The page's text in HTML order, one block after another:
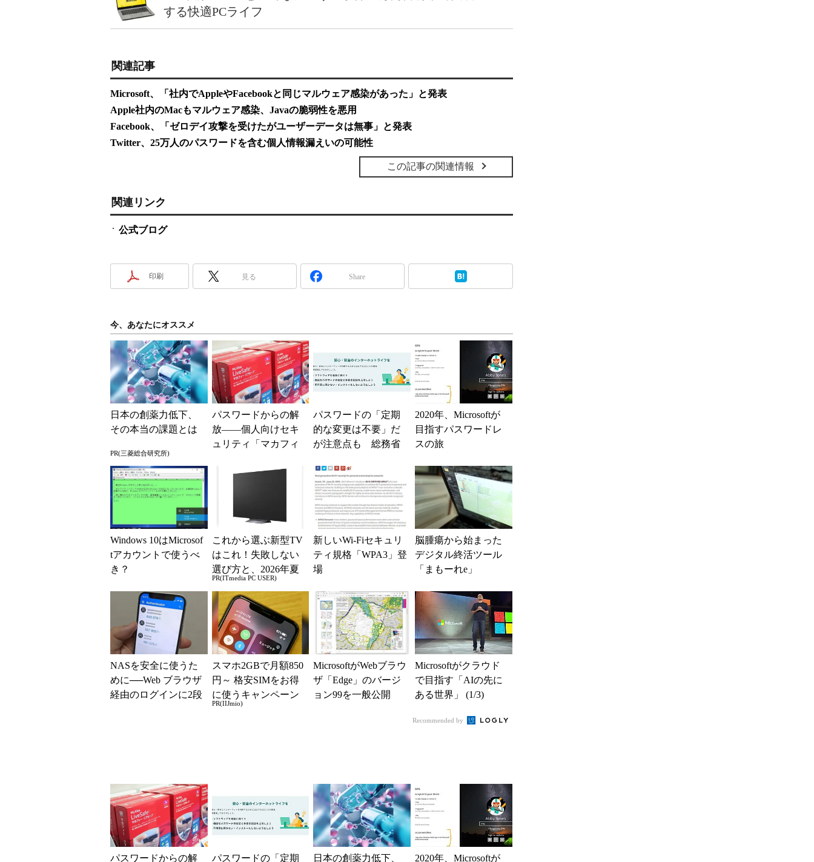
する快適PCライフ
関連記事
Microsoft、「社内でAppleやFacebookと同じマルウェア感染があった」と発表
Apple社内のMacもマルウェア感染、Javaの脆弱性を悪用
Facebook、「ゼロデイ攻撃を受けたがユーザーデータは無事」と発表
Twitter、25万人のパスワードを含む個人情報漏えいの可能性
この記事の関連情報
関連リンク
公式ブログ
印刷 見る Share
今、あなたにオススメ
日本の創薬力低下、
その本当の課題とは
PR(三菱総合研究所)
パスワードからの解
放――個人向けセキ
ュリティ「マカフィ
パスワードの「定期
的な変更は不要」だ
が注意点も 総務省
ティサイトで呼びか
け
2020年、Microsoftが
目指すパスワードレ
スの旅
Windows 10はMicrosof
tアカウントで使うべ
き？
これから選ぶ新型TV
はこれ！失敗しない
選び方と、2026年夏
の一押しモデル
PR(ITmedia PC USER)
新しいWi-Fiセキュリ
ティ規格「WPA3」登
場
脳腫瘍から始まった
デジタル終活ツール
「まもーれe」
NASを安全に使うた
めに──Web ブラウザ
経由のログインに2段
スマホ2GBで月額850
円～ 格安SIMをお得
に使うキャンペーン
実施中！
PR(IIJmio)
MicrosoftがWebブラウ
ザ「Edge」のバージ
ョン99を一般公開
Microsoftがクラウド
で目指す「AIの先に
ある世界」 (1/3)
Recommended by
パスワードからの解 パスワードの「定期 日本の創薬力低下、 2020年、Microsoftが